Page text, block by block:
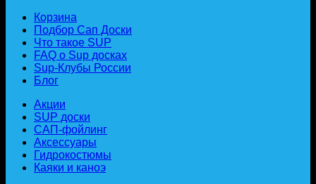
Корзина
Подбор Сап Доски
Что такое SUP
FAQ о Sup досках
Sup-Клубы России
Блог
Акции
SUP доски
САП-фойлинг
Аксессуары
Гидрокостюмы
Каяки и каноэ